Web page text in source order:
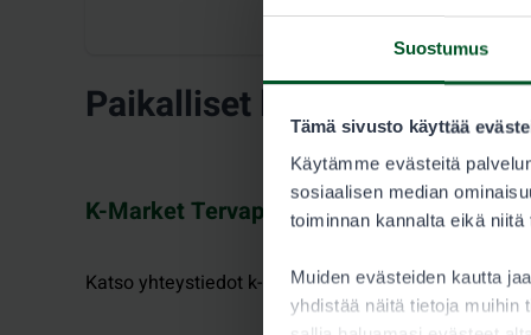
Suostumus
Tämä sivusto käyttää
Käytämme evästeitä
sosiaalisen median
toiminnan kannalta eikä
Muiden evästeiden kautta
yhdistää näitä tietoja muihin
Paikalliset lupamyyjät
K-Market Tervaportti, Vaala
Katso yhteystiedot k-ruoka.fi.